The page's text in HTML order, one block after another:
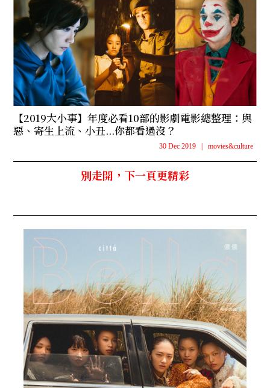
【2019大小事】年度必看10部的影劇電影總整理：與
惡、寄生上流、小丑...你都看過沒？
30 Dec 2019 movies&culture
別走開，下一頁更精彩